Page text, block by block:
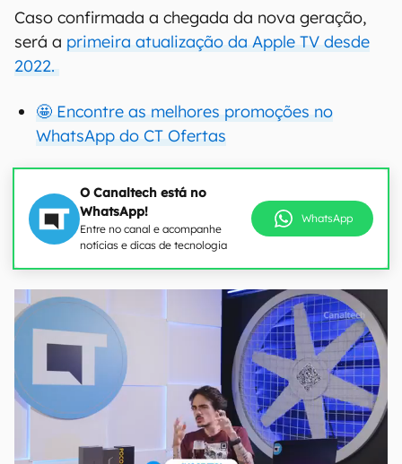
Caso confirmada a chegada da nova geração,
será a primeira atualização da Apple TV desde
2022.
🤩 Encontre as melhores promoções no
WhatsApp do CT Ofertas
O Canaltech está no
WhatsApp!
Entre no canal e acompanhe
notícias e dicas de tecnologia
WhatsApp